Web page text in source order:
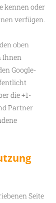
kennen oder
verfügen.
oben
Ihnen
Google-
die +1-
Partner
Seite